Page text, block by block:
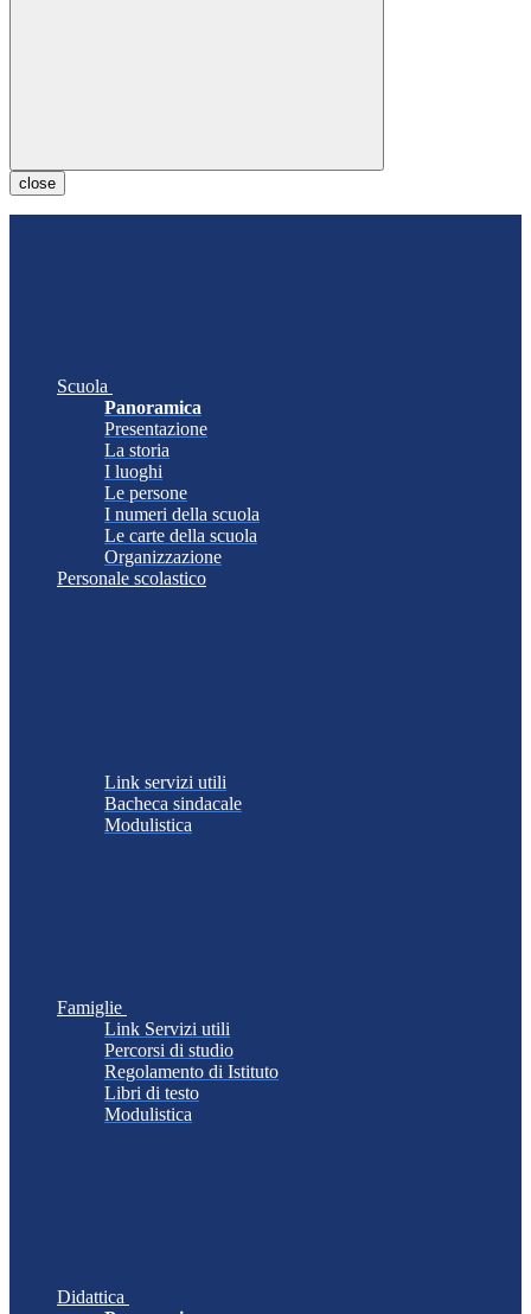
close
Scuola
Panoramica
Presentazione
La storia
I luoghi
Le persone
I numeri della scuola
Le carte della scuola
Organizzazione
Personale scolastico
Link servizi utili
Bacheca sindacale
Modulistica
Famiglie
Link Servizi utili
Percorsi di studio
Regolamento di Istituto
Libri di testo
Modulistica
Didattica